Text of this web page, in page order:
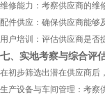
维修能力：考察供应商的维
配件供应：确保供应商能够
用户培训：评估供应商是否
七、实地考察与综合评
在初步筛选出潜在供应商后
生产设备与车间管理：考察